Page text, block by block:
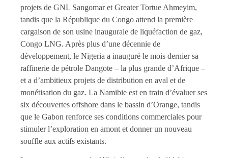
projets de GNL Sangomar et Greater Tortue Ahmeyim,
tandis que la République du Congo attend la première
cargaison de son usine inaugurale de liquéfaction de gaz,
Congo LNG. Après plus d’une décennie de
développement, le Nigeria a inauguré le mois dernier sa
raffinerie de pétrole Dangote – la plus grande d’Afrique –
et a d’ambitieux projets de distribution en aval et de
monétisation du gaz. La Namibie est en train d’évaluer ses
six découvertes offshore dans le bassin d’Orange, tandis
que le Gabon renforce ses conditions commerciales pour
stimuler l’exploration en amont et donner un nouveau
souffle aux actifs existants.